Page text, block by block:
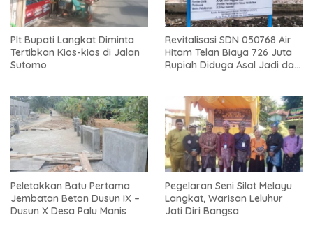
Plt Bupati Langkat Diminta
Tertibkan Kios-kios di Jalan
Sutomo
Revitalisasi SDN 050768 Air
Hitam Telan Biaya 726 Juta
Rupiah Diduga Asal Jadi dan
Peletakkan Batu Pertama
Jembatan Beton Dusun IX –
Dusun X Desa Palu Manis
Pegelaran Seni Silat Melayu
Langkat, Warisan Leluhur
Jati Diri Bangsa